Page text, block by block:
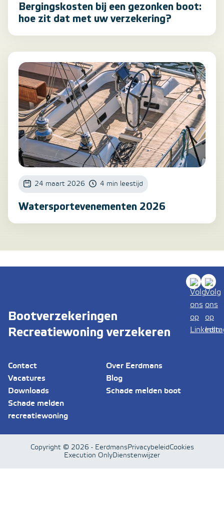
Bergingskosten bij een gezonken boot:
hoe zit dat met uw verzekering?
24 maart 2026 4 min leestijd
Watersportevenementen 2026
Bootverzekeringen
Recreatiewoning verzekeren
Contact
Over Eerdmans
Vacatures
Blog
Downloads
Schade melden boot
Schade melden
recreatiewoning
Copyright © 2026 - EerdmansPrivacybeleidCookies
Execution OnlyDienstenwijzer